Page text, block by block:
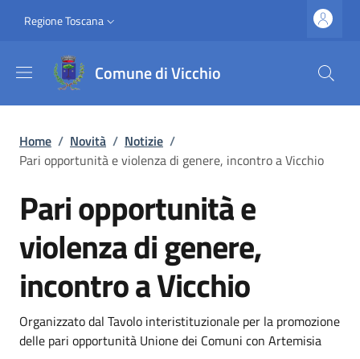
Slim top
Regione Toscana
Comune di Vicchio
Briciole di pane
Home / Novità / Notizie /
Pari opportunità e violenza di genere, incontro a Vicchio
Pari opportunità e
violenza di genere,
incontro a Vicchio
Dettagli
Descrizione breve
Organizzato dal Tavolo interistituzionale per la promozione
delle pari opportunità Unione dei Comuni con Artemisia